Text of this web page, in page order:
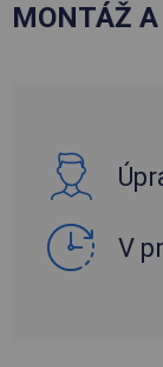
MONTÁŽ
V